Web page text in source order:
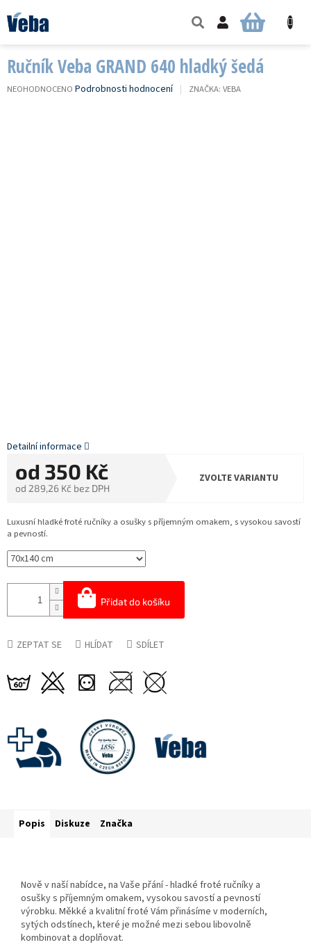
na
obsah
NÁKUPNÍ
Ručník Veba GRAND 640 hladký šedá
PRŮMĚRNÉ
NEOHODNOCENO Podrobnosti hodnocení ZNAČKA: VEBA
od 350 Kč
od 289,26 Kč bez DPH
cena:
ZVOLTE VARIANTU
Přidat do košíku
Luxusní hladké froté ručníky a osušky s příjemným omakem, s vysokou savostí
a pevností.
Detailní informace
ZEPTAT SE HLÍDAT SDÍLET
Popis Diskuze Značka
Nově v naší nabídce, na Vaše přání - hladké froté ručníky a
osušky s příjemným omakem, vysokou savostí a pevností
výrobku. Měkké a kvalitní froté Vám přinásíme v moderních,
sytých odstínech, které je možné mezi sebou libovolně
kombinovat a doplňovat.